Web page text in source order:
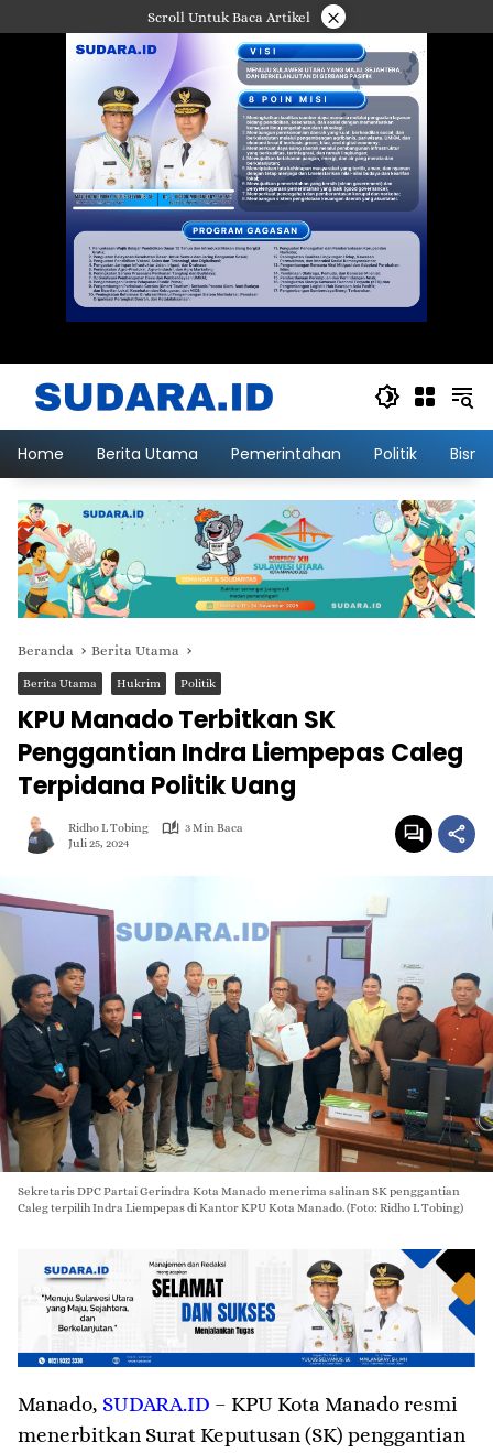
ke
Scroll Untuk Baca Artikel ×
Home Berita Utama Pemerintahan Politik
Beranda Berita Utama
Berita Utama Hukrim Politik
KPU Manado Terbitkan SK
Penggantian Indra Liempepas Caleg
Terpidana Politik Uang
Ridho L Tobing
3 Min Baca
Juli 25, 2024
Sekretaris DPC Partai Gerindra Kota Manado menerima salinan SK penggantian
Caleg terpilih Indra Liempepas di Kantor KPU Kota Manado. (Foto: Ridho L Tobing)
Manado, SUDARA.ID – KPU Kota Manado resmi
menerbitkan Surat Keputusan (SK) penggantian